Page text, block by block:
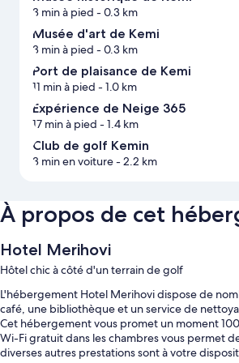
3 min à pied - 0.3 km
Musée d'art de Kemi
3 min à pied - 0.3 km
Port de plaisance de Kemi
11 min à pied - 1.0 km
Expérience de Neige 365
17 min à pied - 1.4 km
Club de golf Kemin
3 min en voiture- 2.2 km
À propos de cet
Hotel Merihovi
Hôtel chic à côté d'un terrain de golf
L'hébergement Hotel Merihovi dispose de
café, une bibliothèque et un service de
Cet hébergement vous promet un moment 100
Wi-Fi gratuit dans les chambres vous permet
diverses autres prestations sont à votre